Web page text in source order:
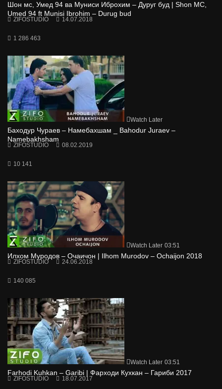
Шон мс, Умед 94 ва Муниси Иброхим – Дуруг буд | Shon MC,
Umed 94 ft Munisi Ibrohim – Durug bud
ZIFOSTUDIO 14.07.2018
1 286 463
Watch Later
Баходур Чураев – Намебахшам _ Bahodur Juraev –
Namebakhsham
ZIFOSTUDIO 08.02.2019
10 141
Watch Later 03:51
Илхом Муродов – Очаичон | Ilhom Murodov – Ochaijon 2018
ZIFOSTUDIO 24.06.2018
140 085
Watch Later 03:51
Farhodi Kuhkan – Garibi | Фарходи Кухкан – Гариби 2017
ZIFOSTUDIO 18.07.2017